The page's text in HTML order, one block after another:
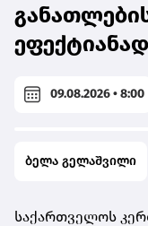
ეფექტიანად
09.08.2026 • 8:00
ბელა გელაშვილი
საქართველოს